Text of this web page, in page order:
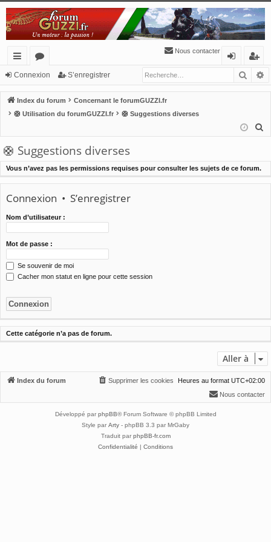
cc
ès
ra
de
or
u
m
Nous contacter
n
n
’e
nr
ist
r
Connexion S’enregistrer
Index du forum
Concernant le forumGUZZI.fr
🛟 Utilisation du forumGUZZI.fr
🛟 Suggestions diverses
🛟 Suggestions diverses
Vous n’avez pas les permissions requises pour consulter les sujets de ce forum.
Connexion • S’enregistrer
Nom d’utilisateur :
Mot de passe :
Se souvenir de moi
Cacher mon statut en ligne pour cette session
Cette catégorie n’a pas de forum.
Aller à
Index du forum Heures au format UTC+02:00
Supprimer les cookies
Nous contacter
Développé par phpBB® Forum Software © phpBB Limited
Style par Arty - phpBB 3.3 par MrGaby
Traduit par phpBB-fr.com
Confidentialité | Conditions